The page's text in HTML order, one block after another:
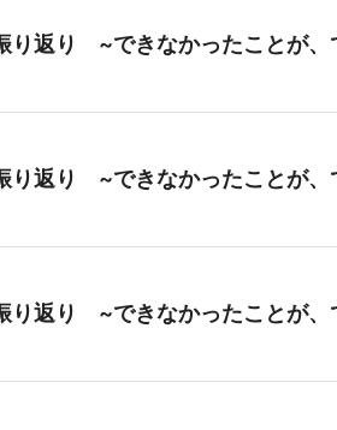
り返り ~できなかったことが、
り返り ~できなかったことが、
り返り ~できなかったことが、